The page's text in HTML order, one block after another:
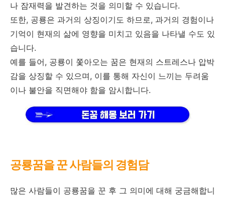
나 잠재력을 발견하는 것을 의미할 수 있습니다.
또한, 공룡은 과거의 상징이기도 하므로, 과거의 경험이나
기억이 현재의 삶에 영향을 미치고 있음을 나타낼 수도 있
습니다.
예를 들어, 공룡이 쫓아오는 꿈은 현재의 스트레스나 압박
감을 상징할 수 있으며, 이를 통해 자신이 느끼는 두려움
이나 불안을 직면해야 함을 암시합니다.
공룡꿈을 꾼 사람들의 경험담
많은 사람들이 공룡꿈을 꾼 후 그 의미에 대해 궁금해합니